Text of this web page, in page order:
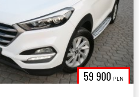
59 900 PLN